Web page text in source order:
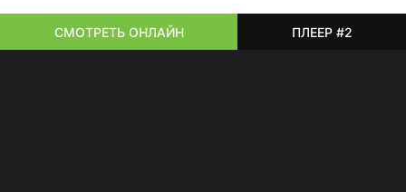
СМОТРЕТЬ ОНЛАЙН ПЛЕЕР #2